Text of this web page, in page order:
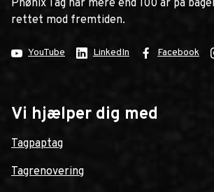
Phønix Tag har mere end 100 år på
rettet mod fremtiden.
YouTube LinkedIn Facebook
Vi hjælper dig med
Tagpaptag
Tagrenovering